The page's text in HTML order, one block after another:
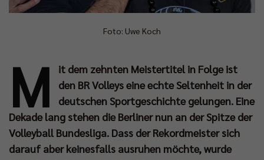
Foto: Uwe Koch
M
it dem zehnten Meistertitel in Folge ist
den BR Volleys eine echte Seltenheit in der
deutschen Sportgeschichte gelungen. Eine
Dekade lang stehen die Berliner nun an der Spitze der
Volleyball Bundesliga. Dass der Rekordmeister sich
darauf aber keinesfalls ausruhen möchte, wurde